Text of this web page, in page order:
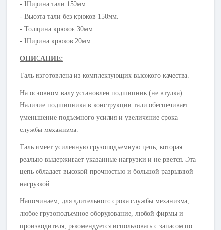
- Ширина тали 150мм.
- Высота тали без крюков 150мм.
- Толщина крюков 30мм
- Ширина крюков 20мм
ОПИСАНИЕ:
Таль изготовлена ​​из комплектующих высокого качества.
На основном валу установлен подшипник (не втулка).
Наличие подшипника в конструкции тали обеспечивает
уменьшение подъемного усилия и увеличение срока
службы механизма.
Таль имеет усиленную грузоподъемную цепь, которая
реально выдерживает указанные нагрузки и не рвется. Эта
цепь обладает высокой прочностью и большой разрывной
нагрузкой.
Напоминаем, для длительного срока службы механизма,
любое грузоподъемное оборудование, любой фирмы и
производителя, рекомендуется использовать с запасом по